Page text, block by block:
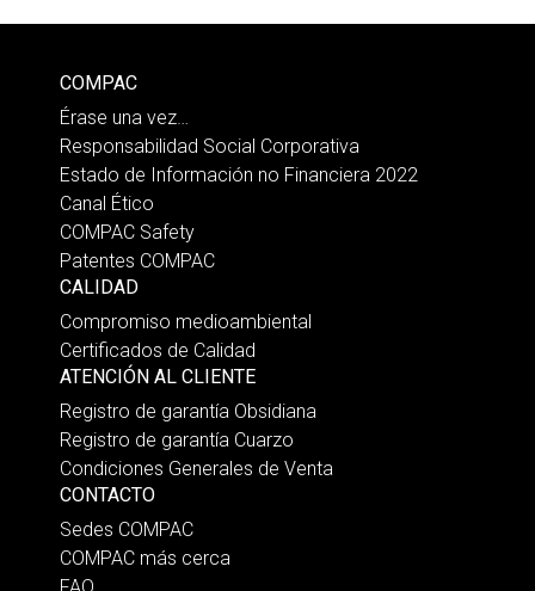
COMPAC
Érase una vez…
Responsabilidad Social Corporativa
Estado de Información no Financiera 2022
Canal Ético
COMPAC Safety
Patentes COMPAC
CALIDAD
Compromiso medioambiental
Certificados de Calidad
ATENCIÓN AL CLIENTE
Registro de garantía Obsidiana
Registro de garantía Cuarzo
Condiciones Generales de Venta
CONTACTO
Sedes COMPAC
COMPAC más cerca